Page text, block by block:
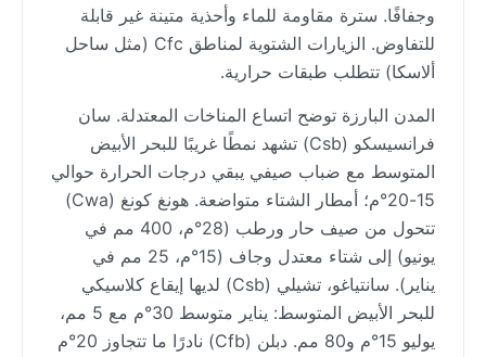
وجفافًا. سترة مقاومة للماء وأحذية متينة غير قابلة
للتفاوض. الزيارات الشتوية لمناطق Cfc (مثل ساحل
ألاسكا) تتطلب طبقات حرارية.
المدن البارزة توضح اتساع المناخات المعتدلة. سان
فرانسيسكو (Csb) تشهد نمطًا غريبًا للبحر الأبيض
المتوسط مع ضباب صيفي يبقي درجات الحرارة حوالي
15-20°م؛ أمطار الشتاء متواضعة. هونغ كونغ (Cwa)
تتحول من صيف حار ورطب (28°م، 400 مم في
يونيو) إلى شتاء معتدل وجاف (15°م، 25 مم في
يناير). سانتياغو، تشيلي (Csb) لديها إيقاع كلاسيكي
للبحر الأبيض المتوسط: يناير متوسط 30°م مع 5 مم،
يوليو 15°م و80 مم. دبلن (Cfb) نادرًا ما تتجاوز 20°م